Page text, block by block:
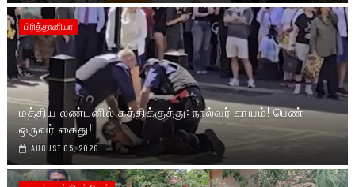
பிரித்தானியா
மத்திய லண்டனில் கத்திக்குத்து: நால்வர் காயம்! பெண்
ஒருவர் கைது!
AUGUST 05, 2026